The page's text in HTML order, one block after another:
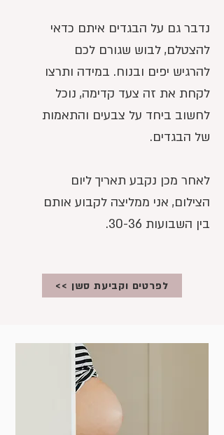
נדבר גם על הבגדים איתם כדאי
להצטלם, לבוש שגורם לכם
להרגיש יפים ובנוח. במידה ותרצו
לקחת את זה צעד קדימה, נוכל
לחשוב ביחד על צבעים והתאמות
של הבגדים.
לאחר מכן נקבע תאריך ליום
הצילום, אני ממליצה לקבוע אותם
בין השבועות 30-36.
<< לפרטים וקביעת סשן